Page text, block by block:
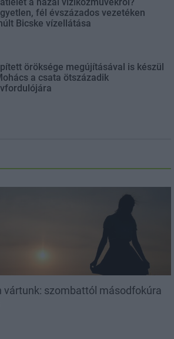
fél évszázados vezetéken
Bicske vízellátása
öröksége megújításával is készül
a csata ötszázadik
vártunk: szombattól másodfokúra